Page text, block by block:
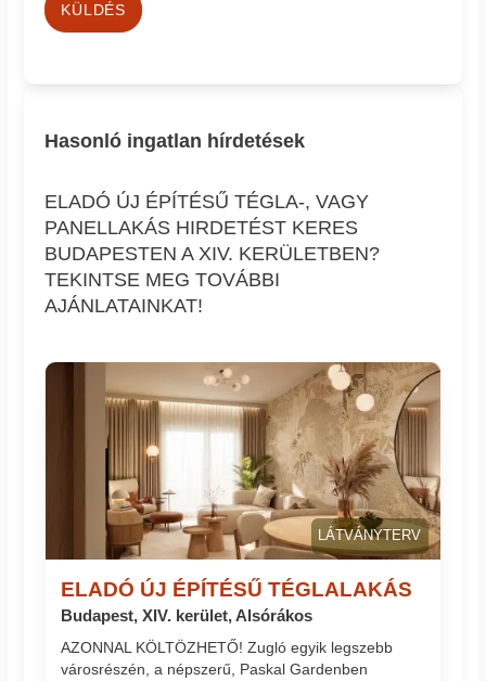
KÜLDÉS
Hasonló ingatlan hírdetések
ELADÓ ÚJ ÉPÍTÉSŰ TÉGLA-, VAGY
PANELLAKÁS HIRDETÉST KERES
BUDAPESTEN A XIV. KERÜLETBEN?
TEKINTSE MEG TOVÁBBI
AJÁNLATAINKAT!
LÁTVÁNYTERV
ELADÓ ÚJ ÉPÍTÉSŰ TÉGLALAKÁS
Budapest, XIV. kerület, Alsórákos
AZONNAL KÖLTÖZHETŐ! Zugló egyik legszebb
városrészén, a népszerű, Paskal Gardenben